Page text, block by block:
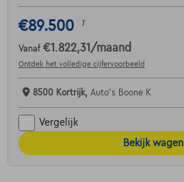
€89.500 1
Vanaf €1.822,31 /maand
Ontdek het volledige cijfervoorbeeld
8500 Kortrijk, Auto's Boone K
Vergelijk
Bekijk wagen